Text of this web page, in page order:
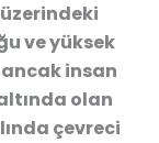
ve yüksek
insan
olan
çevreci